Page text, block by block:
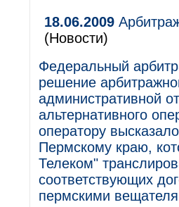
18.06.2009
(Новости)
Федеральный
решение
административной
альтернативного
оператору
Пермскому краю,
Телеком"
соответствующих
пермскими